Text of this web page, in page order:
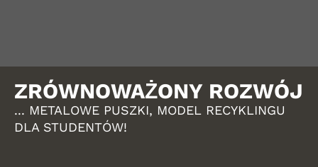
ZRÓWNOWAŻONY ROZWÓJ
... METALOWE PUSZKI, MODEL RECYKLINGU
DLA STUDENTÓW!